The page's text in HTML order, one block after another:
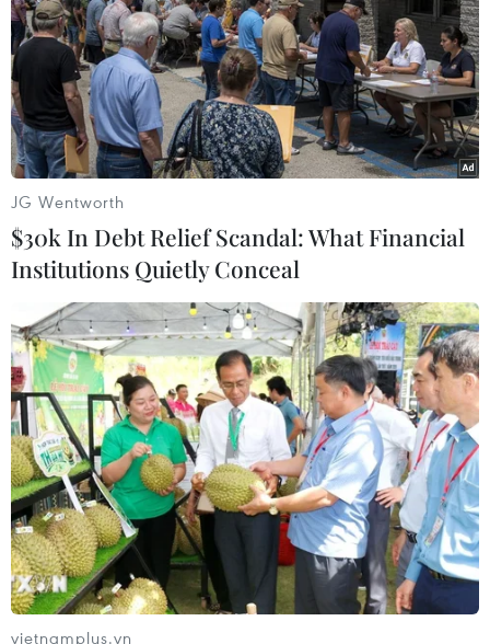
Trung-Mỹ thảo luận tăng cường trao đổi
song phương trên mọi lĩnh vực
12/12/2022 12:46
Trung Quốc và Mỹ đã thảo luận về việc nâng cấp các
hoạt động tham vấn về những nguyên tắc định hướng
quan hệ song phương và cách thức giải quyết phù hợp
các vấn đề nhạy cảm chính trị hai nước.
JG Wentworth
$30k In Debt Relief Scandal: What Financial
Institutions Quietly Conceal
vietnamplus.vn